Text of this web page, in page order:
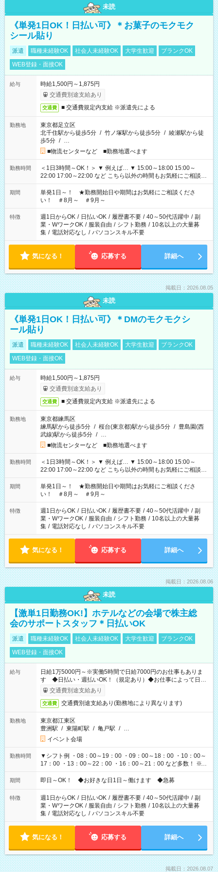
未読
《単発1日OK！日払い可》＊お菓子のモクモク
シール貼り
派遣 職種未経験OK 社会人未経験OK 大学生歓迎
ブランクOK
WEB登録・面接OK
給与
時給1,500円～1,875円
交通費別途支給あり
交通費 ■ 交通費規定内支給 ※派遣先による
勤務地
東京都足立区
北千住駅から徒歩5分 / 竹ノ塚駅から徒歩5分 / 綾瀬駅から徒
歩5分 / …
■物流センターなど ■勤務地選べます
勤務時間
＜1日3時間～OK！＞ ▼ 例えば… ▼ 15:00～18:00 15:00～
22:00 17:00～22:00 など こちら以外の時間もお気軽にご相談く
ださい！
期間
単発1日～！ ★勤務開始日や期間はお気軽にご相談くださ
い！ ＃8月～ ＃9月～
特徴 週1日からOK / 日払いOK / 履歴書不要 / 40～50代活躍中 / 副
業・WワークOK / 服装自由 / シフト勤務 / 10名以上の大量募
集 / 電話対応なし / パソコンスキル不要
気になる！ 応募する 詳細へ
掲載日：2026.08.05
未読
《単発1日OK！日払い可》＊DMのモクモクシ
ール貼り
派遣 職種未経験OK 社会人未経験OK 大学生歓迎
ブランクOK
WEB登録・面接OK
給与
時給1,500円～1,875円
交通費別途支給あり
交通費 ■ 交通費規定内支給 ※派遣先による
勤務地
東京都練馬区
練馬駅から徒歩5分 / 桜台(東京都)駅から徒歩5分 / 豊島園(西
武線)駅から徒歩5分 / …
■物流センターなど ■勤務地選べます
勤務時間
＜1日3時間～OK！＞ ▼ 例えば… ▼ 15:00～18:00 15:00～
22:00 17:00～22:00 など こちら以外の時間もお気軽にご相談く
ださい！
期間
単発1日～！ ★勤務開始日や期間はお気軽にご相談くださ
い！ ＃8月～ ＃9月～
特徴 週1日からOK / 日払いOK / 履歴書不要 / 40～50代活躍中 / 副
業・WワークOK / 服装自由 / シフト勤務 / 10名以上の大量募
集 / 電話対応なし / パソコンスキル不要
気になる！ 応募する 詳細へ
掲載日：2026.08.06
未読
【激単1日勤務OK!】ホテルなどの会場で株主総
会のサポートスタッフ＊日払いOK
派遣 職種未経験OK 社会人未経験OK 大学生歓迎
ブランクOK
WEB登録・面接OK
給与
日給1万5000円～※実働5時間で日給7000円のお仕事もありま
す ◆日払い・週払いOK！（規定あり）◆お仕事によって日給
も異なります
交通費別途支給あり
交通費 交通費別途支給あり(勤務地により異なります)
勤務地
東京都江東区
豊洲駅 / 東陽町駅 / 亀戸駅 / …
イベント会場
勤務時間
▼シフト例 ・08：00～19：00 ・09：00～18：00 ・10：00～
17：00 ・13：00～22：00 ・16：00～21：00 など多数！ ※お
仕事により勤務時間が異なります
期間 即日～OK！ ◆お好きな日1日～働けます ◆急募
特徴 週1日からOK / 日払いOK / 履歴書不要 / 40～50代活躍中 / 副
業・WワークOK / 服装自由 / シフト勤務 / 10名以上の大量募
集 / 電話対応なし / パソコンスキル不要
気になる！ 応募する 詳細へ
掲載日：2026.08.07